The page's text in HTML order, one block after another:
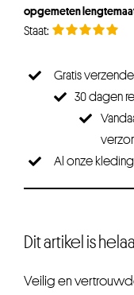
opgemeten
Gratis
30 dagen
Al onze
Dit artikel is
Veilig en